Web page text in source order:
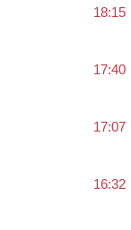
18:15
17:40
17:07
16:32